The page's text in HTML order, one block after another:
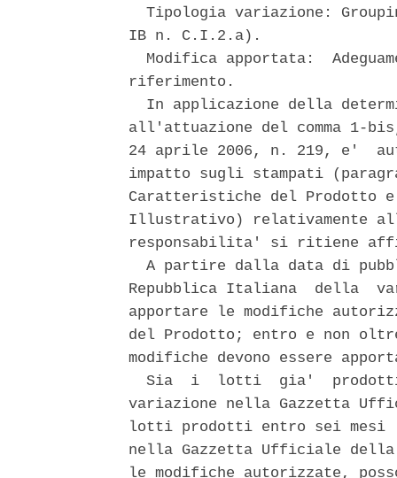
Tipologia variazione:
IB n. C.I.2.a).
Modifica apportata:
riferimento.
In applicazione della
all'attuazione del comma 1-
24 aprile 2006, n. 219, e'
impatto sugli stampati
Caratteristiche del Prodotto
Illustrativo) relativamente
responsabilita' si ritiene
A partire dalla data di
Repubblica Italiana  della
apportare le modifiche
del Prodotto; entro e non
modifiche devono essere
Sia  i  lotti  gia'
variazione nella Gazzetta
lotti prodotti entro sei mesi
nella Gazzetta Ufficiale
le modifiche autorizzate,